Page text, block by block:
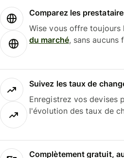
Comparez les
Wise vous offre
du marché, sans aucuns
Suivez les taux de
Enregistrez vos devises
l'évolution des taux de
Complètement gratuit,